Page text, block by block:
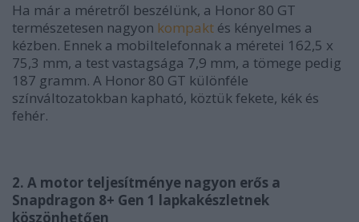
Ha már a méretről beszélünk, a Honor 80 GT
természetesen nagyon kompakt és kényelmes a
kézben. Ennek a mobiltelefonnak a méretei 162,5 x
75,3 mm, a test vastagsága 7,9 mm, a tömege pedig
187 gramm. A Honor 80 GT különféle
színváltozatokban kapható, köztük fekete, kék és
fehér.
2. A motor teljesítménye nagyon erős a
Snapdragon 8+ Gen 1 lapkakészletnek
köszönhetően